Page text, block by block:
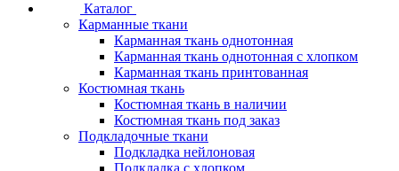
Каталог
Карманные ткани
Карманная ткань однотонная
Карманная ткань однотонная с хлопком
Карманная ткань принтованная
Костюмная ткань
Костюмная ткань в наличии
Костюмная ткань под заказ
Подкладочные ткани
Подкладка нейлоновая
Подкладка с хлопком